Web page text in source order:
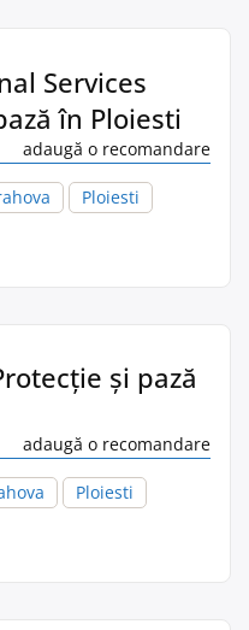
Services
în Ploiesti
adaugă o recomandare
Ploiesti
și pază
adaugă o recomandare
Ploiesti